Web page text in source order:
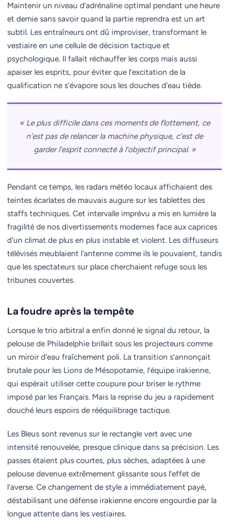
Maintenir un niveau d’adrénaline optimal pendant une heure
et demie sans savoir quand la partie reprendra est un art
subtil. Les entraîneurs ont dû improviser, transformant le
vestiaire en une cellule de décision tactique et
psychologique. Il fallait réchauffer les corps mais aussi
apaiser les esprits, pour éviter que l’excitation de la
qualification ne s’évapore sous les douches d'eau tiède.
« Le plus difficile dans ces moments de flottement, ce
n’est pas de relancer la machine physique, c’est de
garder l’esprit connecté à l’objectif principal. »
Pendant ce temps, les radars météo locaux affichaient des
teintes écarlates de mauvais augure sur les tablettes des
staffs techniques. Cet intervalle imprévu a mis en lumière la
fragilité de nos divertissements modernes face aux caprices
d'un climat de plus en plus instable et violent. Les diffuseurs
télévisés meublaient l'antenne comme ils le pouvaient, tandis
que les spectateurs sur place cherchaient refuge sous les
tribunes couvertes.
La foudre après la tempête
Lorsque le trio arbitral a enfin donné le signal du retour, la
pelouse de Philadelphie brillait sous les projecteurs comme
un miroir d'eau fraîchement poli. La transition s’annonçait
brutale pour les Lions de Mésopotamie, l’équipe irakienne,
qui espérait utiliser cette coupure pour briser le rythme
imposé par les Français. Mais la reprise du jeu a rapidement
douché leurs espoirs de rééquilibrage tactique.
Les Bleus sont revenus sur le rectangle vert avec une
intensité renouvelée, presque clinique dans sa précision. Les
passes étaient plus courtes, plus sèches, adaptées à une
pelouse devenue extrêmement glissante sous l’effet de
l'averse. Ce changement de style a immédiatement payé,
déstabilisant une défense irakienne encore engourdie par la
longue attente dans les vestiaires.